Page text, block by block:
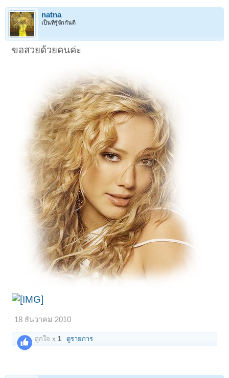
natna
เป็นที่รู้จักกันดี
ขอสวยด้วยคนค่ะ
18 ธันวาคม 2010
ถูกใจ x 1 ดูรายการ